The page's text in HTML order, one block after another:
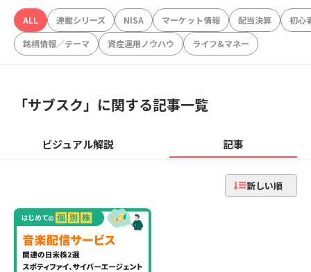
ALL 連載シリーズ NISA マーケット情報 配当決算
初心
銘柄情報／テーマ
資産運用ノウハウ ライフ&マネー
「サブスク」に関する記事一覧
ビジュアル解説 記事
新しい順